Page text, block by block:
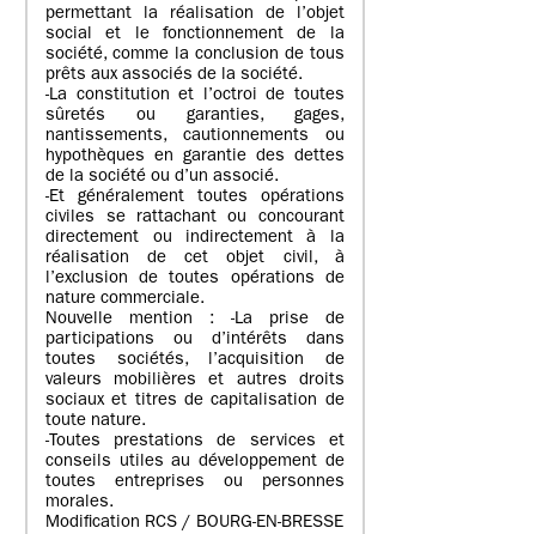
permettant la réalisation de l’objet
social et le fonctionnement de la
société, comme la conclusion de tous
prêts aux associés de la société.
-La constitution et l’octroi de toutes
sûretés ou garanties, gages,
nantissements, cautionnements ou
hypothèques en garantie des dettes
de la société ou d’un associé.
-Et généralement toutes opérations
civiles se rattachant ou concourant
directement ou indirectement à la
réalisation de cet objet civil, à
l’exclusion de toutes opérations de
nature commerciale.
Nouvelle mention : -La prise de
participations ou d’intérêts dans
toutes sociétés, l’acquisition de
valeurs mobilières et autres droits
sociaux et titres de capitalisation de
toute nature.
-Toutes prestations de services et
conseils utiles au développement de
toutes entreprises ou personnes
morales.
Modification RCS / BOURG-EN-BRESSE